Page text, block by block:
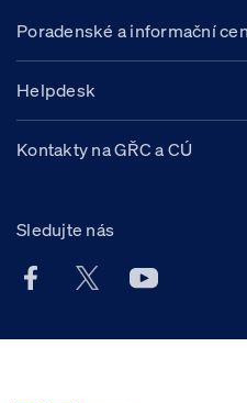
Poradenské a informační
Helpdesk
Kontakty na GŘC a CÚ
Sledujte nás
Facebook účet Celní
X účet Celní
Youtube